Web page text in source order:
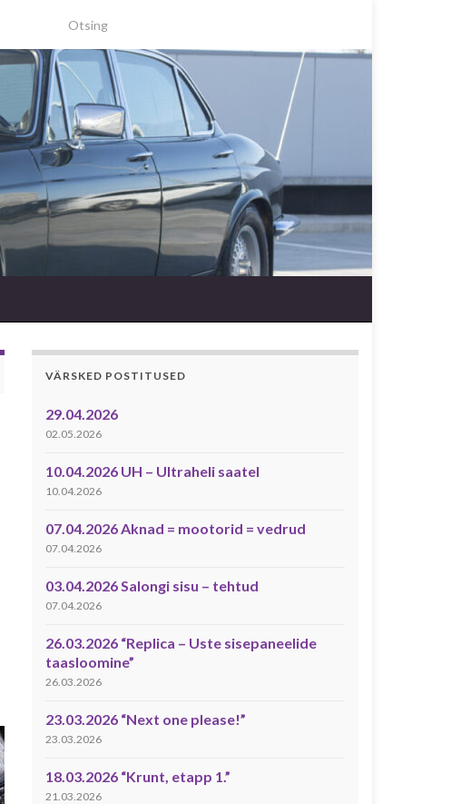
Search for:
VÄRSKED POSTITUSED
29.04.2026
02.05.2026
10.04.2026 UH – Ultraheli saatel
10.04.2026
07.04.2026 Aknad = mootorid = vedrud
07.04.2026
03.04.2026 Salongi sisu – tehtud
07.04.2026
26.03.2026 “Replica – Uste sisepaneelide
taasloomine”
26.03.2026
23.03.2026 “Next one please!”
23.03.2026
18.03.2026 “Krunt, etapp 1.”
21.03.2026